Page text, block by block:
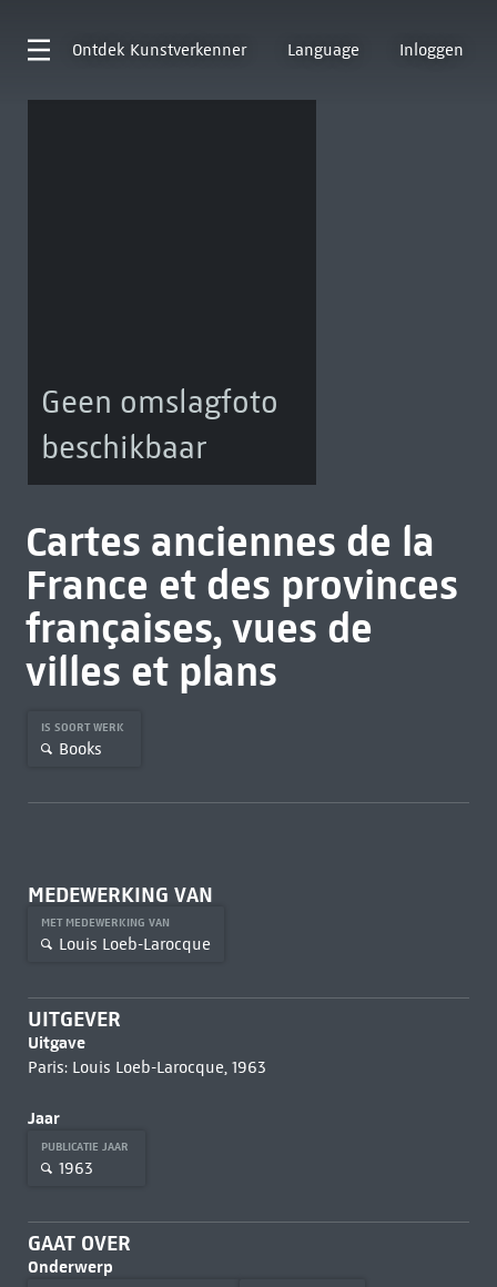
Ontdek Kunstverkenner Language Inloggen
Geen omslagfoto
beschikbaar
Cartes anciennes de la
France et des provinces
françaises, vues de
villes et plans
IS SOORT WERK
Books
MEDEWERKING VAN
MET MEDEWERKING VAN
Louis Loeb-Larocque
UITGEVER
Uitgave
Paris: Louis Loeb-Larocque, 1963
Jaar
PUBLICATIE JAAR
1963
GAAT OVER
Onderwerp